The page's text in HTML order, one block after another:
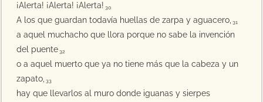
¡Alerta! ¡Alerta! ¡Alerta! 30
A los que guardan todavía huellas de zarpa y aguacero, 31
a aquel muchacho que llora porque no sabe la invención
del puente 32
o a aquel muerto que ya no tiene más que la cabeza y un
zapato, 33
hay que llevarlos al muro donde iguanas y sierpes